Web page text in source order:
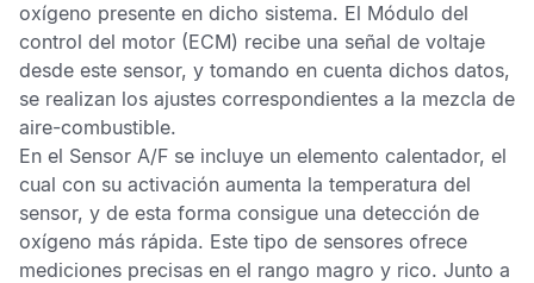
oxígeno presente en dicho sistema. El Módulo del
control del motor (ECM) recibe una señal de voltaje
desde este sensor, y tomando en cuenta dichos datos,
se realizan los ajustes correspondientes a la mezcla de
aire-combustible.
En el Sensor A/F se incluye un elemento calentador, el
cual con su activación aumenta la temperatura del
sensor, y de esta forma consigue una detección de
oxígeno más rápida. Este tipo de sensores ofrece
mediciones precisas en el rango magro y rico. Junto a